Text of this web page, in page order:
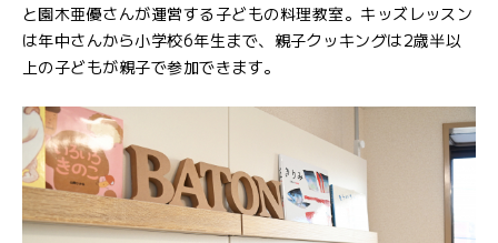
と園木亜優さんが運営する子どもの料理教室。キッズレッスン
は年中さんから小学校6年生まで、親子クッキングは2歳半以
上の子どもが親子で参加できます。